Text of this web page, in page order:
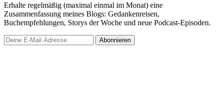
Erhalte regelmäßig (maximal einmal im Monat) eine
Zusammenfassung meines Blogs: Gedankenreisen,
Buchempfehlungen, Storys der Woche und neue Podcast-Episoden.
Abonnieren